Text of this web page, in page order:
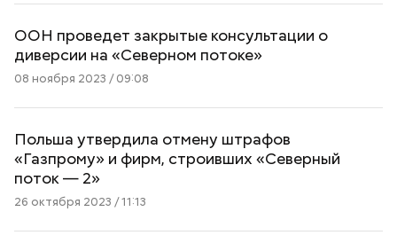
ООН проведет закрытые консультации о
диверсии на «Северном потоке»
08 ноября 2023 / 09:08
Польша утвердила отмену штрафов
«Газпрому» и фирм, строивших «Северный
поток — 2»
26 октября 2023 / 11:13